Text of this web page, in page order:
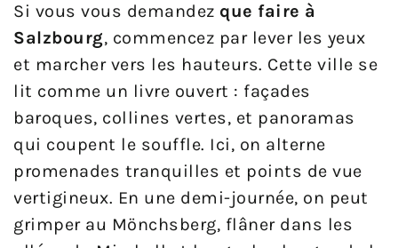
Si vous vous demandez que faire à
Salzbourg, commencez par lever les yeux
et marcher vers les hauteurs. Cette ville se
lit comme un livre ouvert : façades
baroques, collines vertes, et panoramas
qui coupent le souffle. Ici, on alterne
promenades tranquilles et points de vue
vertigineux. En une demi-journée, on peut
grimper au Mönchsberg, flâner dans les